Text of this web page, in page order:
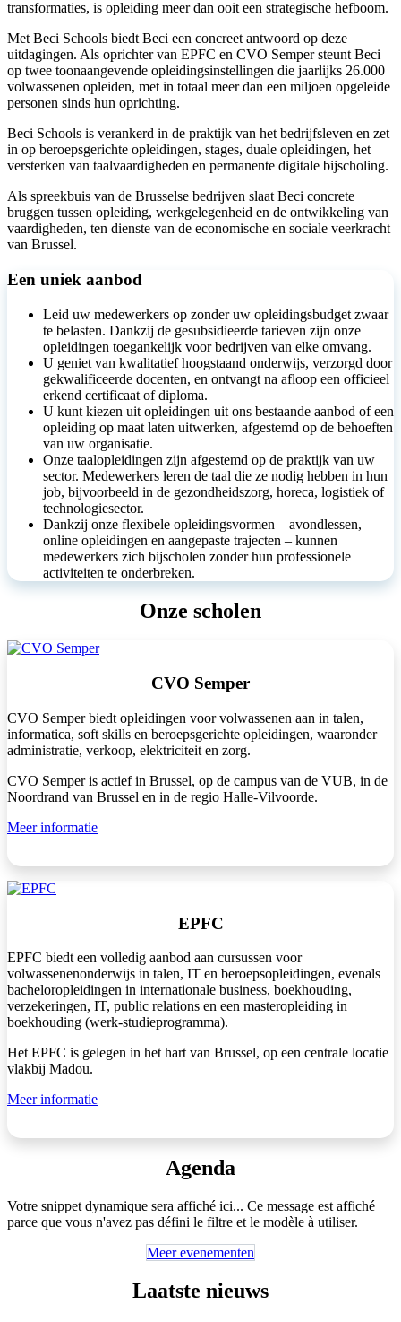
transformaties, is opleiding meer dan ooit een strategische hefboom.
Met Beci Schools biedt Beci een concreet antwoord op deze
uitdagingen. Als oprichter van EPFC en CVO Semper steunt Beci
op twee toonaangevende opleidingsinstellingen die jaarlijks 26.000
volwassenen opleiden, met in totaal meer dan een miljoen opgeleide
personen sinds hun oprichting.
Beci Schools is verankerd in de praktijk van het bedrijfsleven en zet
in op beroepsgerichte opleidingen, stages, duale opleidingen, het
versterken van taalvaardigheden en permanente digitale bijscholing.
Als spreekbuis van de Brusselse bedrijven slaat Beci concrete
bruggen tussen opleiding, werkgelegenheid en de ontwikkeling van
vaardigheden, ten dienste van de economische en sociale veerkracht
van Brussel.​​
Een uniek aanbod
Leid uw medewerkers op zonder uw opleidingsbudget zwaar
te belasten. Dankzij de gesubsidieerde tarieven zijn onze
opleidingen toegankelijk voor bedrijven van elke omvang.
U geniet van kwalitatief hoogstaand onderwijs, verzorgd door
gekwalificeerde docenten, en ontvangt na afloop een officieel
erkend certificaat of diploma.
U kunt kiezen uit opleidingen uit ons bestaande aanbod of een
opleiding op maat laten uitwerken, afgestemd op de behoeften
van uw organisatie.
Onze taalopleidingen zijn afgestemd op de praktijk van uw
sector. Medewerkers leren de taal die ze nodig hebben in hun
job, bijvoorbeeld in de gezondheidszorg, horeca, logistiek of
technologiesector.
Dankzij onze flexibele opleidingsvormen – avondlessen,
online opleidingen en aangepaste trajecten – kunnen
medewerkers zich bijscholen zonder hun professionele
activiteiten te onderbreken.
Onze scholen
CVO Semper
CVO Semper biedt opleidingen voor volwassenen aan in talen,
informatica, soft skills en beroepsgerichte opleidingen, waaronder
administratie, verkoop, elektriciteit en zorg.
CVO Semper is actief in Brussel, op de campus van de VUB, in de
Noordrand van Brussel en in de regio Halle-Vilvoorde.
Meer informatie
EPFC
EPFC biedt een volledig aanbod aan cursussen voor
volwassenenonderwijs in talen, IT en beroepsopleidingen, evenals
bacheloropleidingen in internationale business, boekhouding,
verzekeringen, IT, public relations en een masteropleiding in
boekhouding (werk-studieprogramma).
Het EPFC is gelegen in het hart van Brussel, op een centrale locatie
vlakbij Madou.
Meer informatie
Agenda
Votre snippet dynamique sera affiché ici... Ce message est affiché
parce que vous n'avez pas défini le filtre et le modèle à utiliser.
Meer evenementen
Laatste nieuws